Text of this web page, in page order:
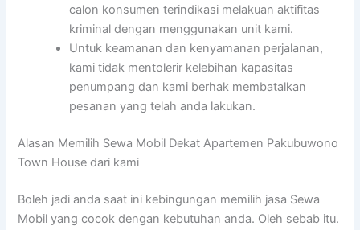
calon konsumen terindikasi melakuan aktifitas
kriminal dengan menggunakan unit kami.
Untuk keamanan dan kenyamanan perjalanan,
kami tidak mentolerir kelebihan kapasitas
penumpang dan kami berhak membatalkan
pesanan yang telah anda lakukan.
Alasan Memilih Sewa Mobil Dekat Apartemen Pakubuwono
Town House dari kami
Boleh jadi anda saat ini kebingungan memilih jasa Sewa
Mobil yang cocok dengan kebutuhan anda. Oleh sebab itu.